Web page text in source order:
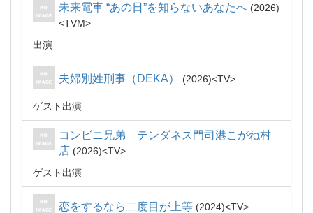
未来電車 “あの日”を知らないあなたへ
2026
TVM
出演
夫婦別姓刑事（DEKA） 2026 TV
ゲスト出演
コンビニ兄弟 テンダネス門司港こがね村
店
2026
TV
ゲスト出演
恋をするなら二度目が上等 2024 TV